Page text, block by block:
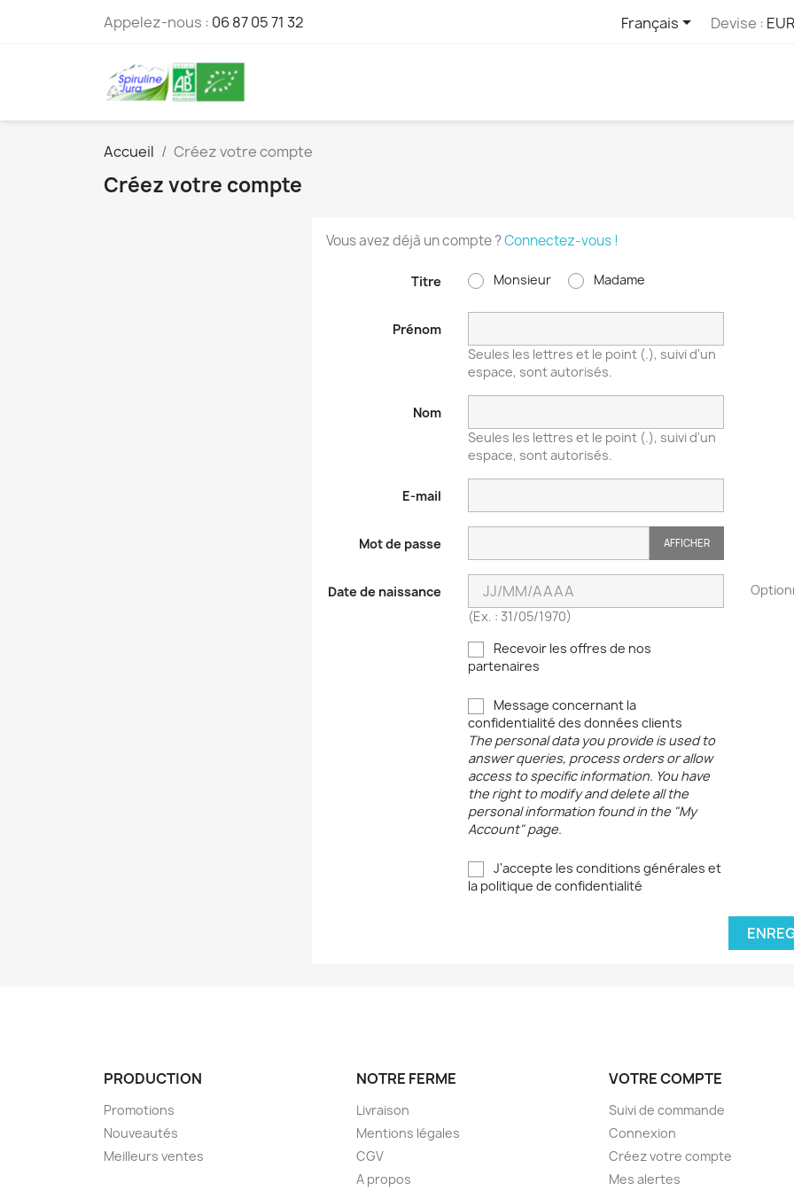
Appelez-nous : 06 87 05 71 32 Français Devise :
Accueil Créez votre compte
Créez votre compte
Vous avez déjà un compte ?Connectez-vous !
Titre Monsieur Madame
Prénom
Seules les lettres et le point (.), suivi d'un
espace, sont autorisés.
Nom
Seules les lettres et le point (.), suivi d'un
espace, sont autorisés.
E-mail
Mot de passe AFFICHER
Date de naissance
(Ex. : 31/05/1970)
Recevoir les offres de nos
partenaires
Message concernant la
confidentialité des données clients
The personal data you provide is used to
answer queries, process orders or allow
access to specific information. You have
the right to modify and delete all the
personal information found in the "My
Account" page.
J'accepte les conditions générales et
la politique de confidentialité
PRODUCTION
Promotions
Nouveautés
Meilleurs ventes
NOTRE FERME
Livraison
Mentions légales
CGV
A propos
VOTRE COMPTE
Suivi de commande
Connexion
Créez votre compte
Mes alertes